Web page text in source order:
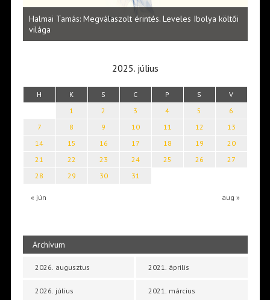
Halmai Tamás: Megválaszolt érintés. Leveles Ibolya költői
világa
2025. július
H K S C P S V
« jún aug »
1 2 3 4 5
6
7
8 9 10 11 12
13
14
15 16 17 18 19
20
21
22 23 24 25 26
27
28
29 30 31
Archívum
2026. augusztus
2026. július
2021. április
2021. március